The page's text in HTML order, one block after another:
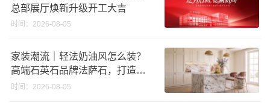
总部展厅焕新升级开工大吉
时间：2026-08-05
家装潮流｜轻法奶油风怎么装？
高端石英石品牌法萨石，打造质
感橱柜台面
时间：2026-08-05